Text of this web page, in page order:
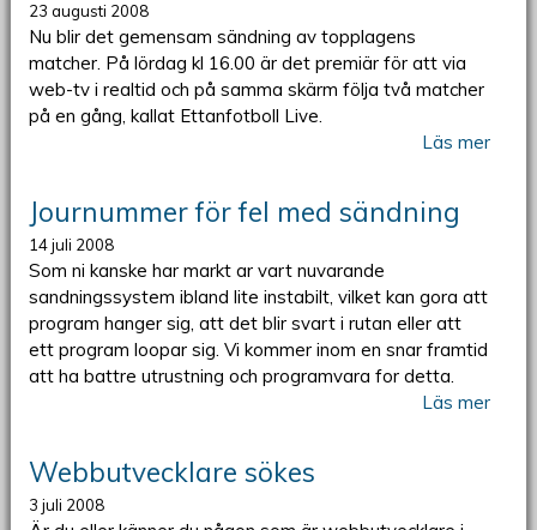
23 augusti 2008
Nu blir det gemensam sändning av topplagens
matcher. På lördag kl 16.00 är det premiär för att via
web-tv i realtid och på samma skärm följa två matcher
på en gång, kallat Ettanfotboll Live.
Läs mer
Journummer för fel med sändning
14 juli 2008
Som ni kanske har markt ar vart nuvarande
sandningssystem ibland lite instabilt, vilket kan gora att
program hanger sig, att det blir svart i rutan eller att
ett program loopar sig. Vi kommer inom en snar framtid
att ha battre utrustning och programvara for detta.
Läs mer
Webbutvecklare sökes
3 juli 2008